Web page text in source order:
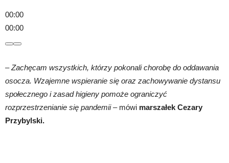
00:00
00:00
– Zachęcam wszystkich, którzy pokonali chorobę do oddawania
osocza. Wzajemne wspieranie się oraz zachowywanie dystansu
społecznego i zasad higieny pomoże ograniczyć
rozprzestrzenianie się pandemii– mówi marszałek Cezary
Przybylski.